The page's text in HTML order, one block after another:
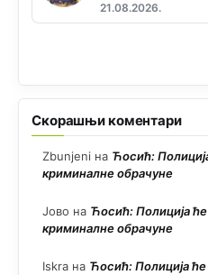
21.08.2026.
Скорашњи коментари
Zbunjeni на Ћосић:
криминалне обрачуне
Јово на Ћосић: Полиција
криминалне обрачуне
Iskra на Ћосић: Полиција